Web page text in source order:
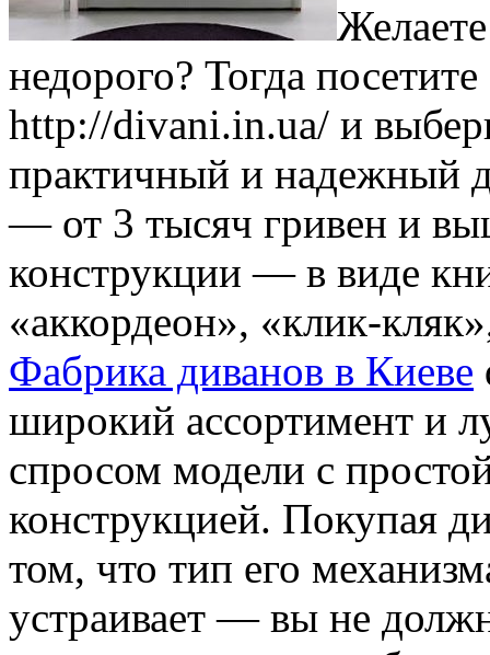
недорого? Тогда
http://divani.in.ua/ и
практичный и надежный
— от 3 тысяч гривен и
конструкции — в виде
«аккордеон», «клик-
Фабрика диванов в Киеве
широкий ассортимент и
спросом модели с
конструкцией. Покупая
том, что тип его
устраивает — вы не